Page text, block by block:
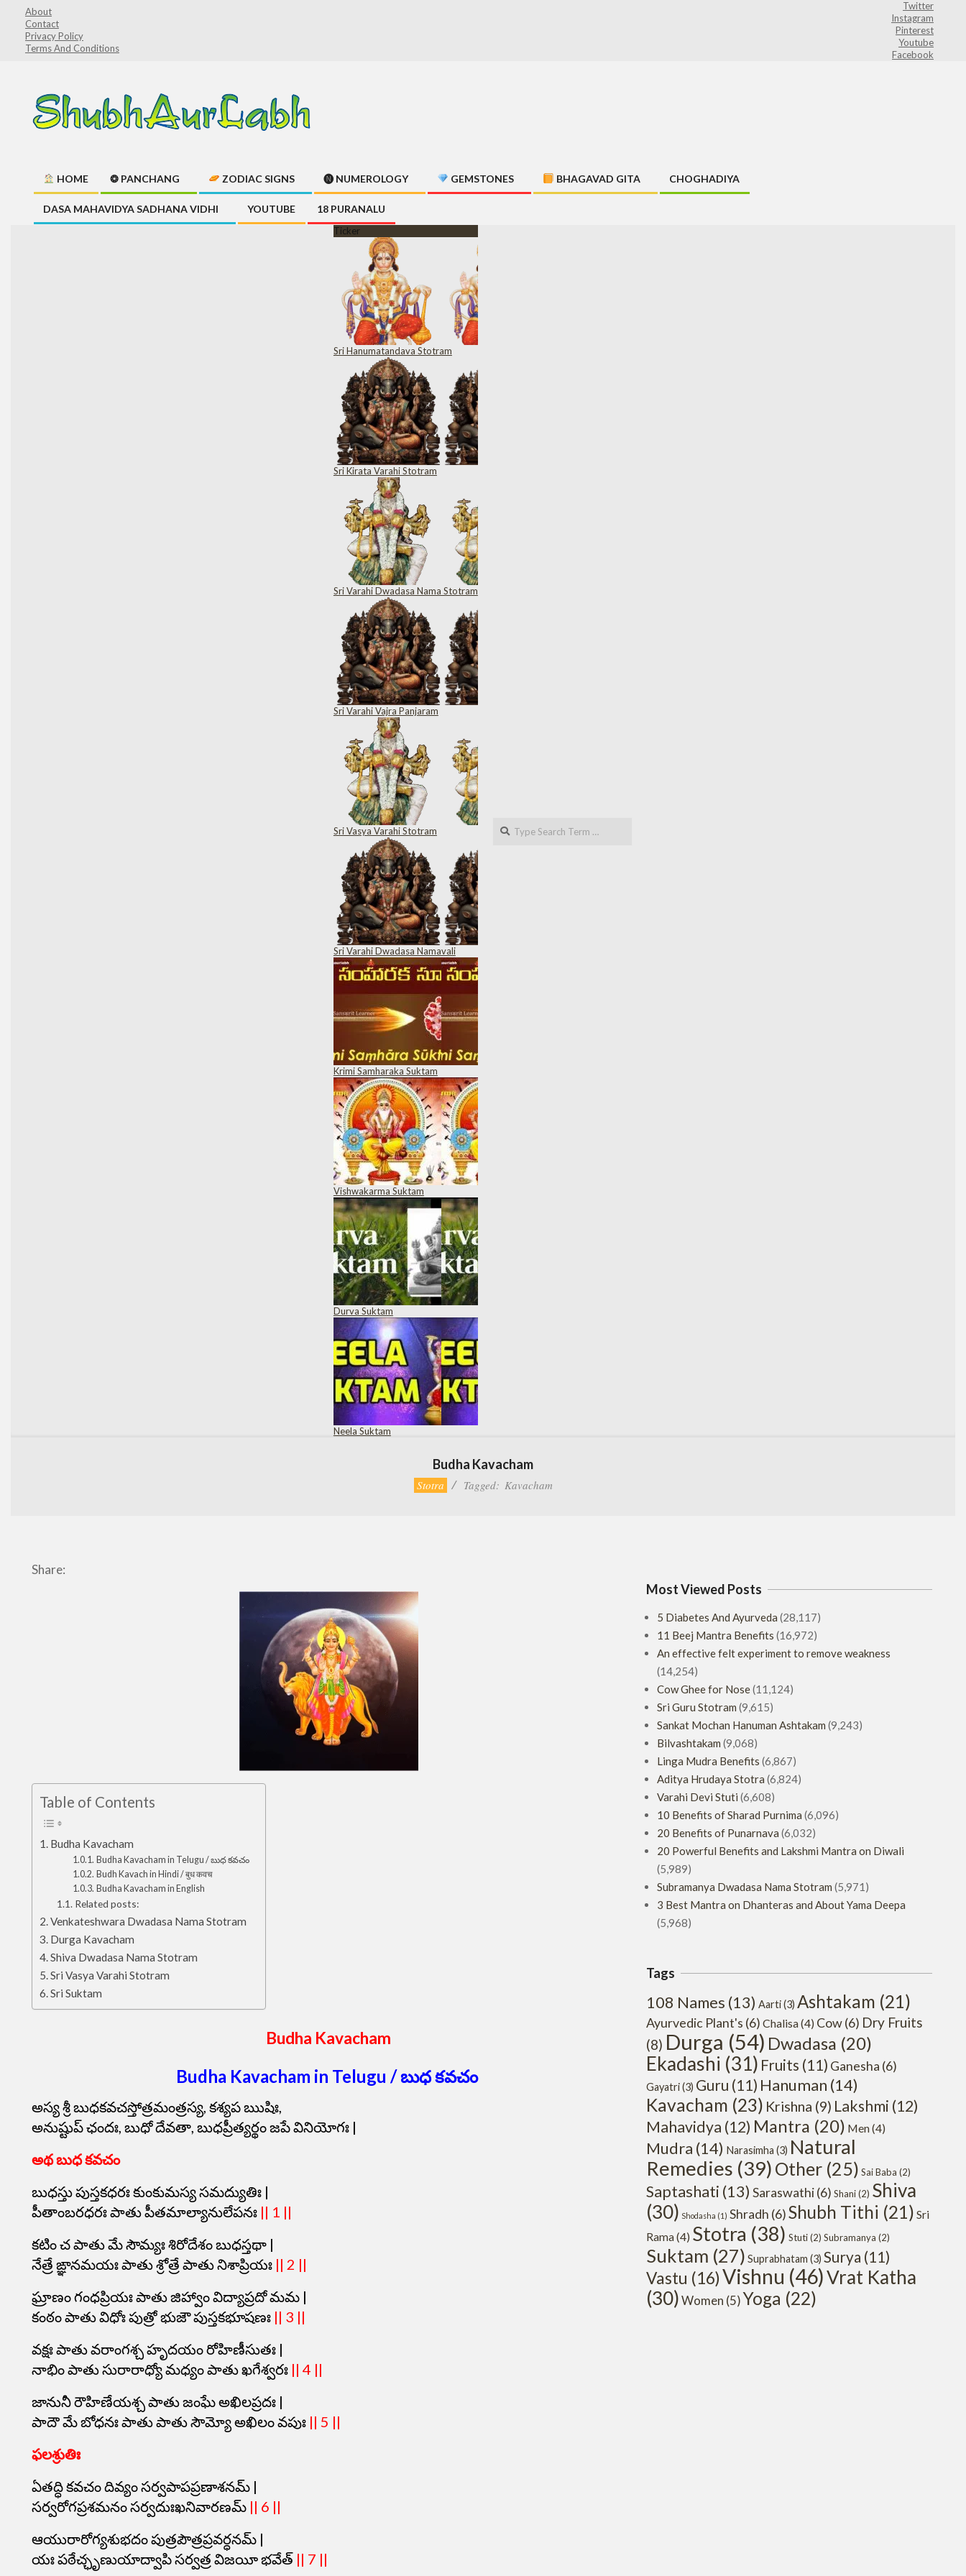
content
About
Contact
Privacy Policy
Terms And Conditions
Twitter
Instagram
Pinterest
Youtube
Facebook
HOME ❂ PANCHANG ZODIAC SIGNS 🅝 NUMEROLOGY GEMSTONES BHAGAVAD GITA CHOGHADIYA
DASA MAHAVIDYA SADHANA VIDHI YOUTUBE 18 PURANALU
Ticker
Sri Hanumatandava Stotram
Sri Kirata Varahi Stotram
Sri Varahi Dwadasa Nama Stotram
Sri Varahi Vajra Panjaram
Sri Vasya Varahi Stotram
Sri Varahi Dwadasa Namavali
Krimi Samharaka Suktam
Vishwakarma Suktam
Durva Suktam
Neela Suktam
Budha Kavacham
Stotra Tagged: Kavacham
Share:
Table of Contents
Budha Kavacham
Budha Kavacham in Telugu / బుధ కవచం
Budh Kavach in Hindi / बुध कवच
Budha Kavacham in English
Related posts:
Venkateshwara Dwadasa Nama Stotram
Durga Kavacham
Shiva Dwadasa Nama Stotram
Sri Vasya Varahi Stotram
Sri Suktam
Budha Kavacham
Budha Kavacham in Telugu / బుధ కవచం
అస్య శ్రీ బుధకవచస్తోత్రమంత్రస్య, కశ్యప ఋషిః,
అనుష్టుప్ ఛందః, బుధో దేవతా, బుధప్రీత్యర్థం జపే వినియోగః |
అథ బుధ కవచం
బుధస్తు పుస్తకధరః కుంకుమస్య సమద్యుతిః |
పీతాంబరధరః పాతు పీతమాల్యానులేపనః || 1 ||
కటిం చ పాతు మే సౌమ్యః శిరోదేశం బుధస్తథా |
నేత్రే ఙ్ఞానమయః పాతు శ్రోత్రే పాతు నిశాప్రియః || 2 ||
ఘ్రాణం గంధప్రియః పాతు జిహ్వాం విద్యాప్రదో మమ |
కంఠం పాతు విధోః పుత్రో భుజౌ పుస్తకభూషణః || 3 ||
వక్షః పాతు వరాంగశ్చ హృదయం రోహిణీసుతః |
నాభిం పాతు సురారాధ్యో మధ్యం పాతు ఖగేశ్వరః || 4 ||
జానునీ రౌహిణేయశ్చ పాతు జంఘే అఖిలప్రదః |
పాదౌ మే బోధనః పాతు పాతు సౌమ్యో అఖిలం వపుః || 5 ||
ఫలశ్రుతిః
ఏతద్ధి కవచం దివ్యం సర్వపాపప్రణాశనమ్ |
సర్వరోగప్రశమనం సర్వదుఃఖనివారణమ్ || 6 ||
ఆయురారోగ్యశుభదం పుత్రపౌత్రప్రవర్ధనమ్ |
యః పఠేచ్ఛృణుయాద్వాపి సర్వత్ర విజయీ భవేత్ || 7 ||
Most Viewed Posts
5 Diabetes And Ayurveda (28,117)
11 Beej Mantra Benefits (16,972)
An effective felt experiment to remove weakness
(14,254)
Cow Ghee for Nose(11,124)
Sri Guru Stotram (9,615)
Sankat Mochan Hanuman Ashtakam (9,243)
Bilvashtakam (9,068)
Linga Mudra Benefits (6,867)
Aditya Hrudaya Stotra (6,824)
Varahi Devi Stuti (6,608)
10 Benefits of Sharad Purnima (6,096)
20 Benefits of Punarnava (6,032)
20 Powerful Benefits and Lakshmi Mantra on Diwali
(5,989)
Subramanya Dwadasa Nama Stotram (5,971)
3 Best Mantra on Dhanteras and About Yama Deepa
(5,968)
Tags
108 Names (13) Aarti(3) Ashtakam (21)
Ayurvedic Plant's (6) Chalisa(4) Cow(6) Dry Fruits
(8) Durga (54) Dwadasa (20)
Ekadashi (31) Fruits (11) Ganesha (6)
Gayatri(3) Guru (11) Hanuman (14)
Kavacham (23) Krishna (9) Lakshmi (12)
Mahavidya (12) Mantra (20) Men(4)
Mudra (14) Narasimha (3) Natural
Remedies (39) Other (25) Sai Baba (2)
Saptashati (13) Saraswathi(6) Shani(2) Shiva
(30) Shodasha (1) Shradh (6)Shubh Tithi (21) Sri
Rama(4) Stotra (38) Stuti(2) Subramanya (2)
Suktam (27) Suprabhatam (3) Surya (11)
Vastu (16)Vishnu (46)Vrat Katha
(30)Women (5)Yoga (22)